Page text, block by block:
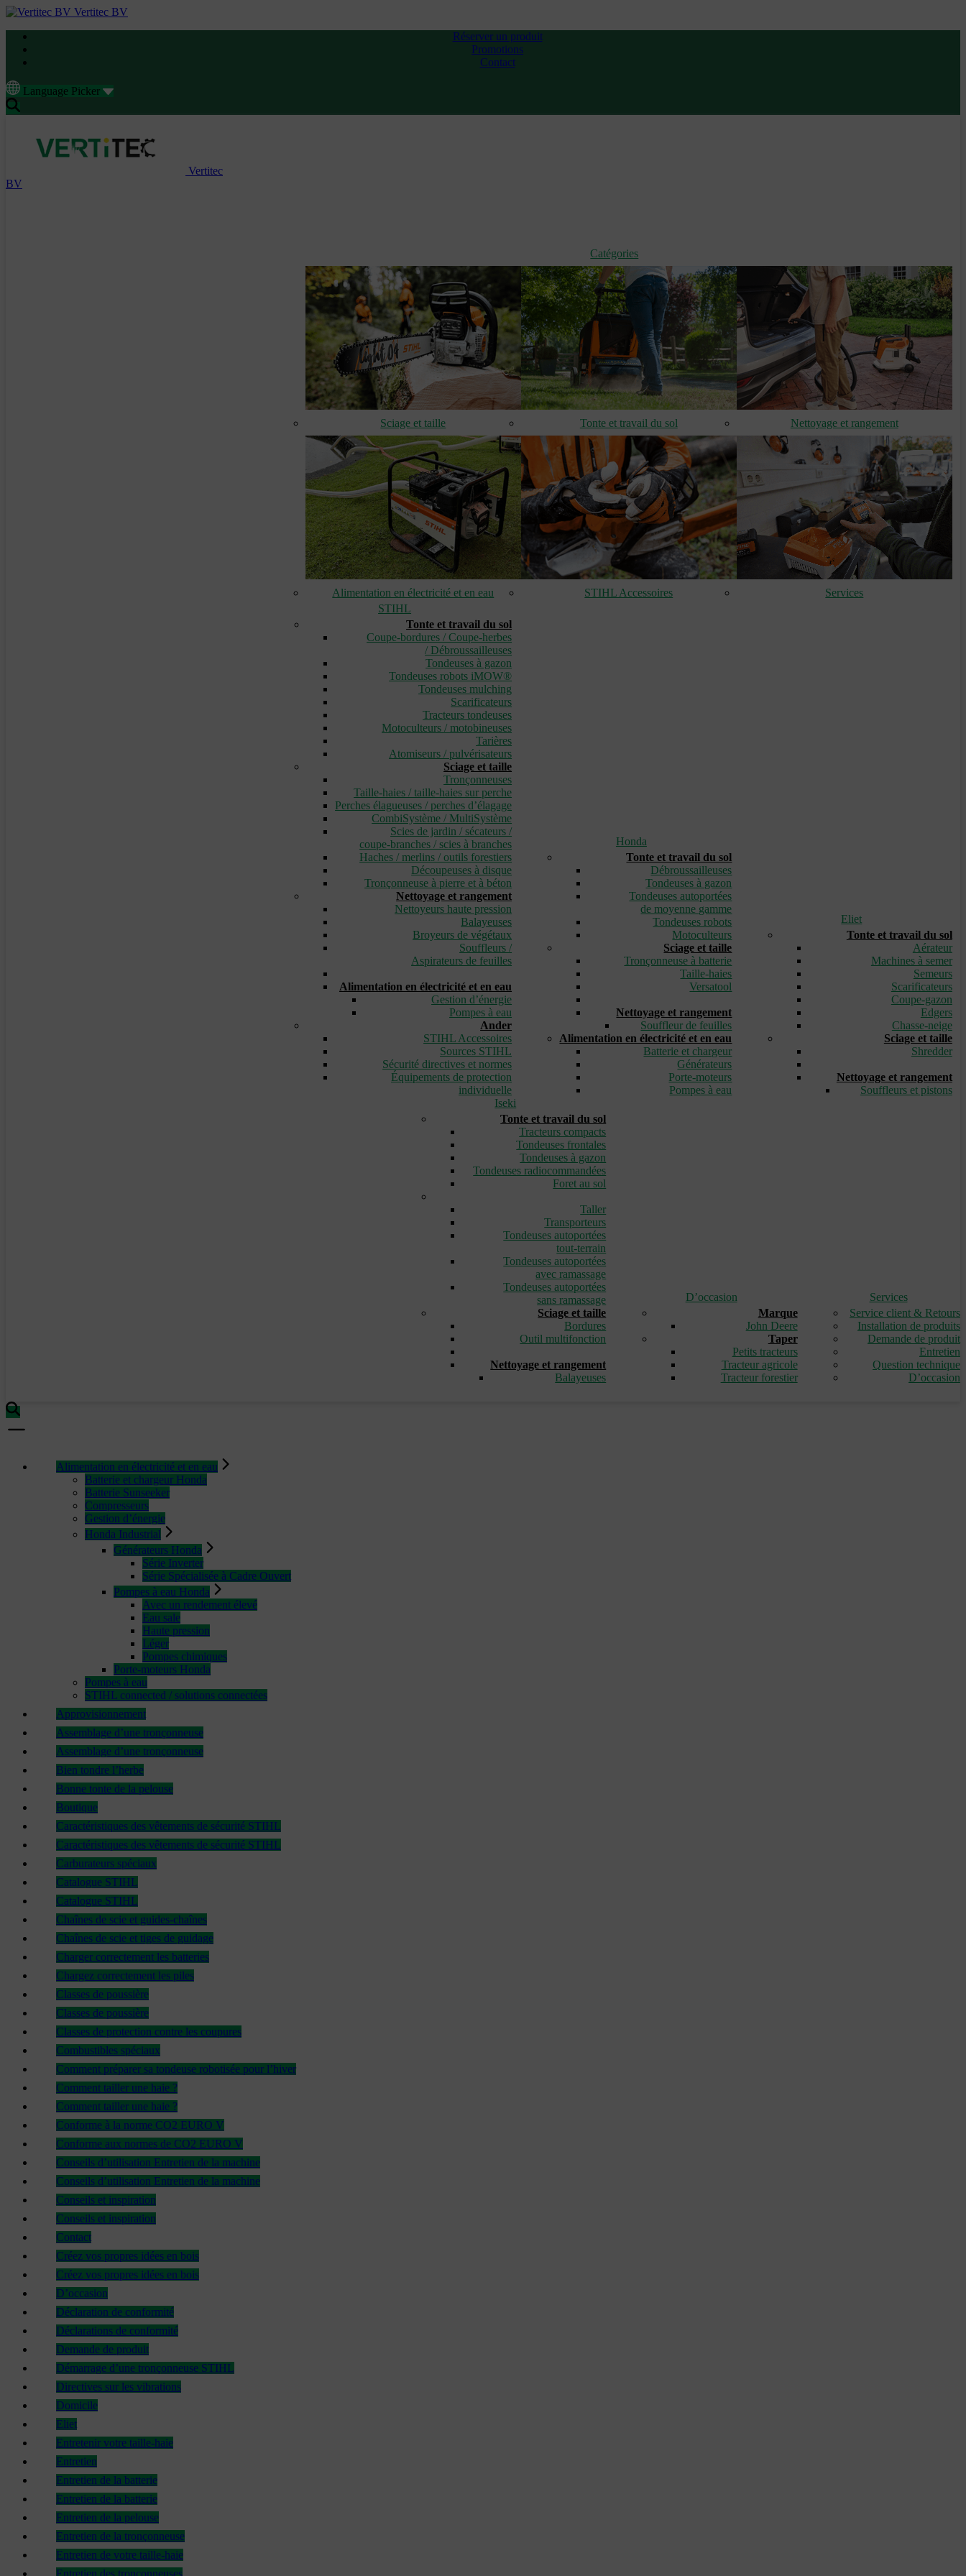
Vertitec BV
Réserver un produit
Promotions
Contact
Language Picker
Vertitec
BV
Catégories
Sciage et taille Tonte et travail du sol Nettoyage et rangement
Alimentation en électricité et en eau STIHL Accessoires
Services
STIHL
Tonte et travail du sol
Coupe-bordures / Coupe-herbes
/ Débroussailleuses
Tondeuses à gazon
Tondeuses robots iMOW®
Tondeuses mulching
Scarificateurs
Tracteurs tondeuses
Motoculteurs / motobineuses
Tarières
Atomiseurs / pulvérisateurs
Sciage et taille
Tronçonneuses
Taille-haies / taille-haies sur perche
Perches élagueuses / perches d’élagage
CombiSystème / MultiSystème
Scies de jardin / sécateurs /
coupe-branches / scies à branches
Haches / merlins / outils forestiers
Découpeuses à disque
Tronçonneuse à pierre et à béton
Nettoyage et rangement
Nettoyeurs haute pression
Balayeuses
Broyeurs de végétaux
Souffleurs /
Aspirateurs de feuilles
Alimentation en électricité et en eau
Gestion d’énergie
Pompes à eau
Ander
STIHL Accessoires
Sources STIHL
Sécurité directives et normes
Équipements de protection
individuelle
Honda
Tonte et travail du sol
Débroussailleuses
Tondeuses à gazon
Tondeuses autoportées
de moyenne gamme
Tondeuses robots
Motoculteurs
Sciage et taille
Tronçonneuse à batterie
Taille-haies
Versatool
Nettoyage et rangement
Souffleur de feuilles
Alimentation en électricité et en eau
Batterie et chargeur
Générateurs
Porte-moteurs
Pompes à eau
Eliet
Tonte et travail du sol
Aérateur
Machines à semer
Semeurs
Scarificateurs
Coupe-gazon
Edgers
Chasse-neige
Sciage et taille
Shredder
Nettoyage et rangement
Souffleurs et pistons
Iseki
Tonte et travail du sol
Tracteurs compacts
Tondeuses frontales
Tondeuses à gazon
Tondeuses radiocommandées
Foret au sol
Taller
Transporteurs
Tondeuses autoportées
tout-terrain
Tondeuses autoportées
avec ramassage
Tondeuses autoportées
sans ramassage
Sciage et taille
Bordures
Outil multifonction
Nettoyage et rangement
Balayeuses
D’occasion
Marque
John Deere
Taper
Petits tracteurs
Tracteur agricole
Tracteur forestier
Services
Service client & Retours
Installation de produits
Demande de produit
Entretien
Question technique
D’occasion
Alimentation en électricité et en eau
Batterie et chargeur Honda
Batterie Sunseeker
Compresseurs
Gestion d’énergie
Honda Industrial
Générateurs Honda
Série Inverter
Série Spécialisée à Cadre Ouvert
Pompes à eau Honda
Avec un rendement élevé
Eau sale
Haute pression
Léger
Pompes chimiques
Porte-moteurs Honda
Pompes à eau
STIHL connected / solutions connectées
Approvisionnement
Assemblage d’une tronçonneuse
Assemblage d’une tronçonneuse
Bien tondre l’herbe
Bonne tonte de la pelouse
Boutique
Caractéristiques des vêtements de sécurité STIHL
Caractéristiques des vêtements de sécurité STIHL
Carburateurs spéciaux
Catalogue STIHL
Catalogue STIHL
Chaînes de scie et guides-chaînes
Chaînes de scie et tiges de guidage
Charger correctement les batteries
Chargez correctement les piles
Classes de poussière
Classes de poussière
Classes de protection contre les coupures
Combustibles spéciaux
Comment préparer sa tondeuse robotisée pour l’hiver
Comment tailler une haie ?
Comment tailler une haie ?
Conforme à la norme CO2 EURO V
Conforme aux normes de CO2 EURO V
Conseils d’utilisation Entretien de la machine
Conseils d’utilisation Entretien de la machine
Conseils et inspiration
Conseils et inspiration
Contact
Créez vos propres idées en bois
Créez vos propres idées en bois
D’occasion
Déclaration de conformité
Déclarations de conformité
Demande de produit
Démarrage d’une tronçonneuse STIHL
Directives sur les vibrations
Domicile
Eliet
Entretenir votre taille-haie
Entretien
Entretien de la batterie
Entretien de la batterie
Entretien de la pelouse
Entretien de la tronçonneuse
Entretien de votre taille-haie
Entretien des tronçonneuses